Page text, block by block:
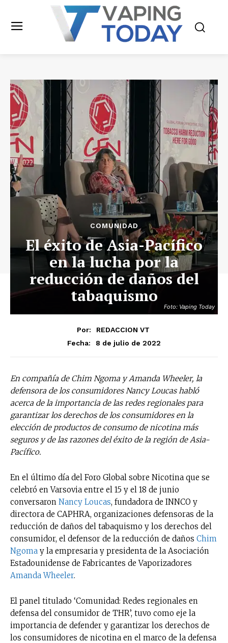
Foto: Vaping Today
COMUNIDAD
El éxito de Asia-Pacífico
en la lucha por la
reducción de daños del
tabaquismo
Por:
REDACCION VT
Fecha:
8 de julio de 2022
En compañía de Chim Ngoma y Amanda Wheeler, la
defensora de los consumidores Nancy Loucas habló
acerca de la importancia de las redes regionales para
garantizar los derechos de los consumidores en la
elección de productos de consumo de nicotina más
seguros y de las razones del éxito de la región de Asia-
Pacífico.
En el último día del Foro Global sobre Nicotina que se
celebró en Varsovia entre el 15 y el 18 de junio
conversaron Nancy Loucas, fundadora de INNCO y
directora de CAPHRA, organizaciones defensoras de la
reducción de daños del tabaquismo y los derechos del
consumidor, el defensor de la reducción de daños Chim
Ngoma y la empresaria y presidenta de la Asociación
Estadounidense de Fabricantes de Vaporizadores
Amanda Wheeler.
El panel titulado ‘Comunidad: Redes regionales en
defensa del consumidor de THR’, tuvo como eje la
importancia de defender y garantizar los derechos de
los consumidores de nicotina en el marco de la defensa